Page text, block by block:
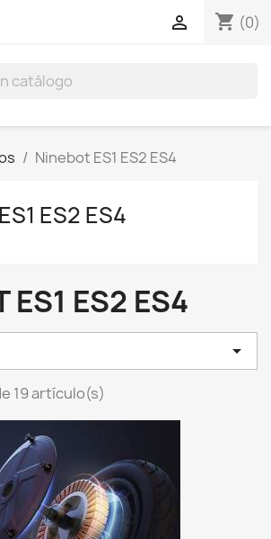
shopping_cart (0)

Ninebot ES1 ES2 ES4
ES2 ES4
ES1 ES2 ES4

19 artículo(s)